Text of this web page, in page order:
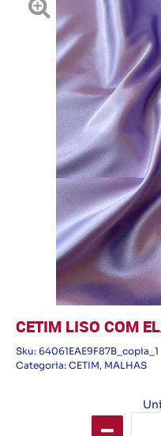
CETIM LISO COM
Sku: 64061EAE9F87B_copia_1
Categoria: CETIM, MALHAS